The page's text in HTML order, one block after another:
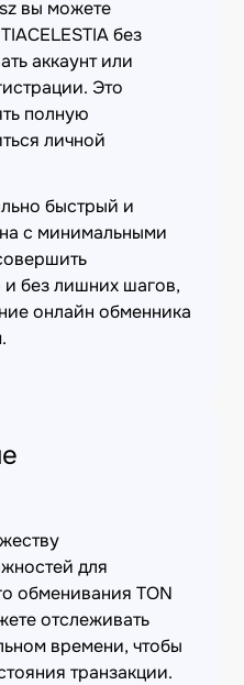
вы можете
без
аккаунт или
Это
полную
личной
быстрый и
с минимальными
без лишних шагов,
онлайн обменника
для
обменивания TON
отслеживать
времени, чтобы
транзакции.